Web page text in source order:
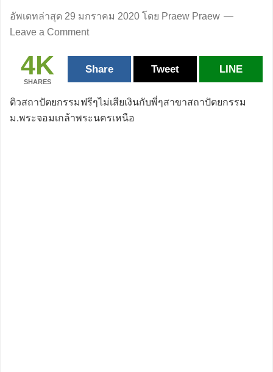
อัพเดทล่าสุด 29 มกราคม 2020 โดย Praew Praew
Leave a Comment
4K
SHARES
Share Tweet LINE
ติวสถาปัตยกรรมฟรีๆไม่เสียเงินกับพี่ๆสาขาสถาปัตยกรรม
ม.พระจอมเกล้าพระนครเหนือ